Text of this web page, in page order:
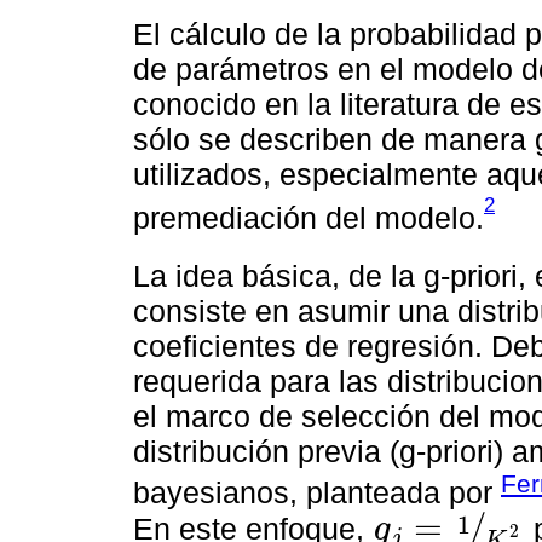
El cálculo de la probabilidad
de parámetros en el modelo
conocido en la literatura de
sólo se describen de
utilizados, especialmente
premediación del modelo.2
La idea básica, de la g-
consiste en asumir una
coeficientes de regresión.
requerida para las
el marco de selección del
distribución previa (g-priori)
bayesianos, planteada por
En este enfoque, g = 1 2
/
gj=1 2